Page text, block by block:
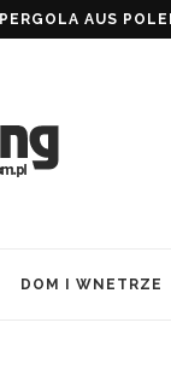
PERGOLA AUS
DOM I WNETRZE